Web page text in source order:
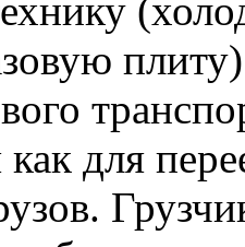
плиту)
как для